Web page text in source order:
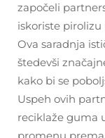
započeli
iskoriste
Ova saradnja
štedevši
kako bi se
Uspeh ovih
reciklaže guma